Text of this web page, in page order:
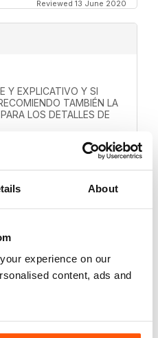
About
experience on our
content, ads and
Reviewed 13 June 2020
Y EXPLICATIVO Y SI
TAMBIÉN LA
LOS DETALLES DE
Reviewed 08 May 2020
Reviewed 07 May 2020
X 100